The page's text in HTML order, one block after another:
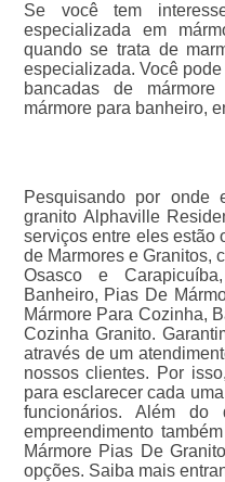
Se você tem
especializada em
quando se trata de
especializada. Você
bancadas de
mármore para banheiro,
Pesquisando por onde
granito Alphaville
serviços entre eles estão
de Marmores e Granitos,
Osasco e
Banheiro, Pias De
Mármore Para Cozinha,
Cozinha Granito.
através de um
nossos clientes. Por
para esclarecer cada
funcionários. Além
empreendimento
Mármore Pias De
opções. Saiba mais